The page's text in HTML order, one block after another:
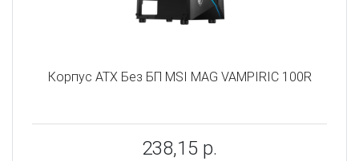
Корпус ATX Без БП MSI MAG VAMPIRIC 100R
238,15 р.